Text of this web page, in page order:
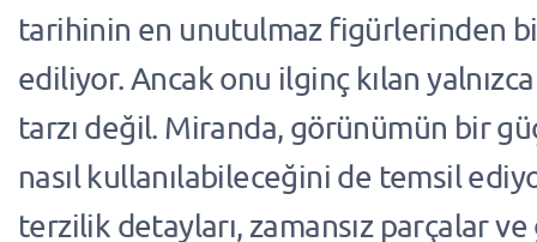
tarihinin en unutulmaz figürlerinden
ediliyor. Ancak onu ilginç kılan
tarzı değil. Miranda, görünümün bir
nasıl kullanılabileceğini de temsil
terzilik detayları, zamansız parçalar